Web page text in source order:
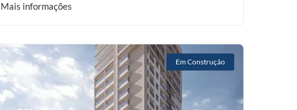
Mais informações
Em Construção